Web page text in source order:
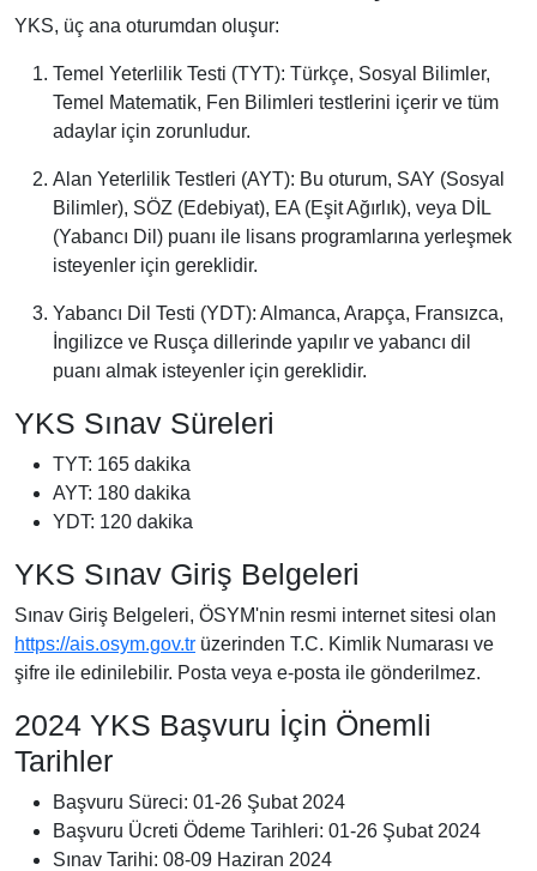
YKS, üç ana oturumdan oluşur:
Temel Yeterlilik Testi (TYT): Türkçe, Sosyal Bilimler,
Temel Matematik, Fen Bilimleri testlerini içerir ve tüm
adaylar için zorunludur.
Alan Yeterlilik Testleri (AYT): Bu oturum, SAY (Sosyal
Bilimler), SÖZ (Edebiyat), EA (Eşit Ağırlık), veya DİL
(Yabancı Dil) puanı ile lisans programlarına yerleşmek
isteyenler için gereklidir.
Yabancı Dil Testi (YDT): Almanca, Arapça, Fransızca,
İngilizce ve Rusça dillerinde yapılır ve yabancı dil
puanı almak isteyenler için gereklidir.
YKS Sınav Süreleri
TYT: 165 dakika
AYT: 180 dakika
YDT: 120 dakika
YKS Sınav Giriş Belgeleri
Sınav Giriş Belgeleri, ÖSYM'nin resmi internet sitesi olan
https://ais.osym.gov.tr üzerinden T.C. Kimlik Numarası ve
şifre ile edinilebilir. Posta veya e-posta ile gönderilmez.
2024 YKS Başvuru İçin Önemli
Tarihler
Başvuru Süreci: 01-26 Şubat 2024
Başvuru Ücreti Ödeme Tarihleri: 01-26 Şubat 2024
Sınav Tarihi: 08-09 Haziran 2024